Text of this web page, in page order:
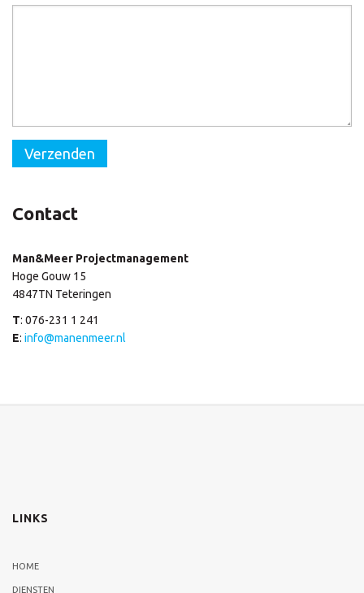
Verzenden
Contact
Man&Meer Projectmanagement
Hoge Gouw 15
4847TN Teteringen
T: 076-231 1 241
E: info@manenmeer.nl
LINKS
HOME
DIENSTEN